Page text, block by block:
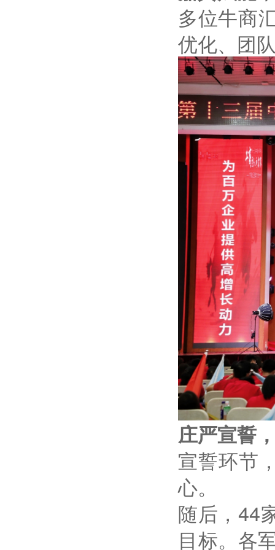
多位牛商
优化、团
庄严宣誓
宣誓环节
心。
随后， 44
目标。各